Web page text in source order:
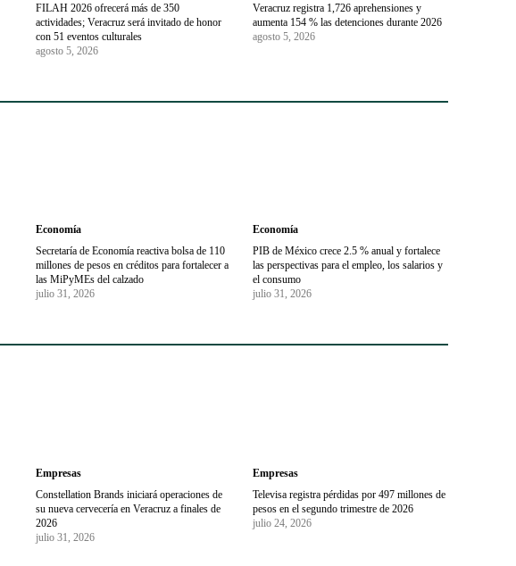
FILAH 2026 ofrecerá más de 350
actividades; Veracruz será invitado de honor
con 51 eventos culturales
agosto 5, 2026
Veracruz registra 1,726 aprehensiones y
aumenta 154 % las detenciones durante 2026
agosto 5, 2026
Economía
Secretaría de Economía reactiva bolsa de 110
millones de pesos en créditos para fortalecer a
las MiPyMEs del calzado
julio 31, 2026
Economía
PIB de México crece 2.5 % anual y fortalece
las perspectivas para el empleo, los salarios y
el consumo
julio 31, 2026
Empresas
Constellation Brands iniciará operaciones de
su nueva cervecería en Veracruz a finales de
2026
julio 31, 2026
Empresas
Televisa registra pérdidas por 497 millones de
pesos en el segundo trimestre de 2026
julio 24, 2026